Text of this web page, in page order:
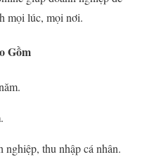
mọi lúc, mọi nơi.
Gồm
nghiệp, thu nhập cá nhân.